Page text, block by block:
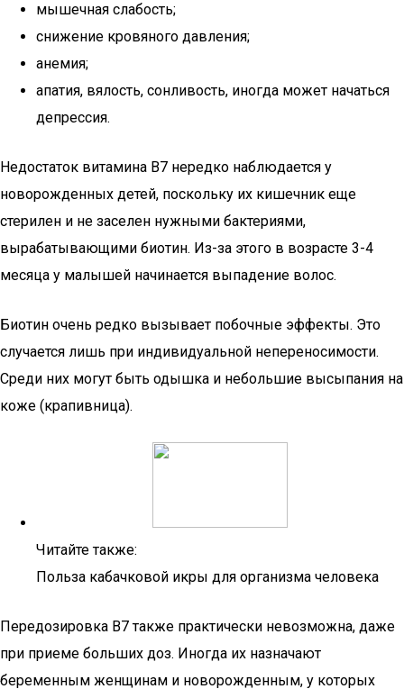
мышечная слабость;
снижение кровяного давления;
анемия;
апатия, вялость, сонливость, иногда может начаться
депрессия.
Недостаток витамина B7 нередко наблюдается у
новорожденных детей, поскольку их кишечник еще
стерилен и не заселен нужными бактериями,
вырабатывающими биотин. Из-за этого в возрасте 3-4
месяца у малышей начинается выпадение волос.
Биотин очень редко вызывает побочные эффекты. Это
случается лишь при индивидуальной непереносимости.
Среди них могут быть одышка и небольшие высыпания на
коже (крапивница).
Читайте также:
Польза кабачковой икры для организма человека
Передозировка B7 также практически невозможна, даже
при приеме больших доз. Иногда их назначают
беременным женщинам и новорожденным, у которых